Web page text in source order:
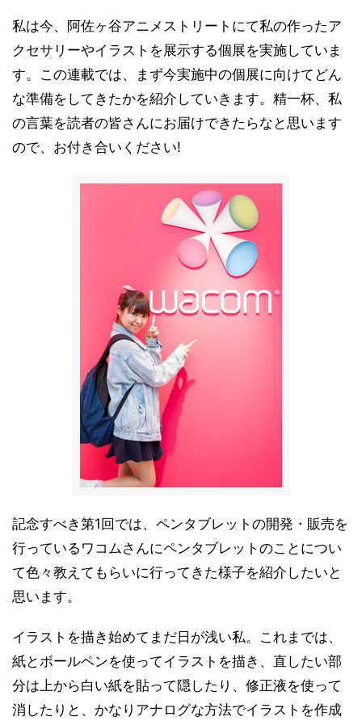
私は今、阿佐ヶ谷アニメストリートにて私の作ったア
クセサリーやイラストを展示する個展を実施していま
す。この連載では、まず今実施中の個展に向けてどん
な準備をしてきたかを紹介していきます。精一杯、私
の言葉を読者の皆さんにお届けできたらなと思います
ので、お付き合いください!
記念すべき第1回では、ペンタブレットの開発・販売を
行っているワコムさんにペンタブレットのことについ
て色々教えてもらいに行ってきた様子を紹介したいと
思います。
イラストを描き始めてまだ日が浅い私。これまでは、
紙とボールペンを使ってイラストを描き、直したい部
分は上から白い紙を貼って隠したり、修正液を使って
消したりと、かなりアナログな方法でイラストを作成